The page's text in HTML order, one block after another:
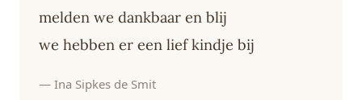
melden we dankbaar en blij
we hebben er een lief kindje bij
— Ina Sipkes de Smit